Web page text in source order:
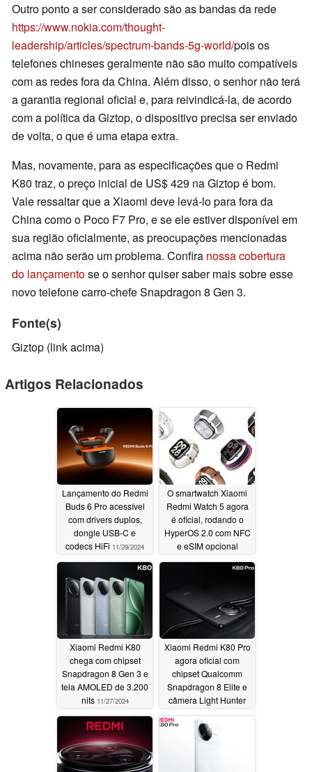
Outro ponto a ser considerado são as bandas da rede
https://www.nokia.com/thought-
leadership/articles/spectrum-bands-5g-world/pois os
telefones chineses geralmente não são muito compatíveis
com as redes fora da China. Além disso, o senhor não terá
a garantia regional oficial e, para reivindicá-la, de acordo
com a política da Giztop, o dispositivo precisa ser enviado
de volta, o que é uma etapa extra.
Mas, novamente, para as especificações que o Redmi
K80 traz, o preço inicial de US$ 429 na Giztop é bom.
Vale ressaltar que a Xiaomi deve levá-lo para fora da
China como o Poco F7 Pro, e se ele estiver disponível em
sua região oficialmente, as preocupações mencionadas
acima não serão um problema. Confira nossa cobertura
do lançamentose o senhor quiser saber mais sobre esse
novo telefone carro-chefe Snapdragon 8 Gen 3.
Fonte(s)
Giztop (link acima)
Artigos Relacionados
Lançamento do Redmi
Buds 6 Pro acessível
com drivers duplos,
dongle USB-C e
codecs HiFi 11/29/2024
O smartwatch Xiaomi
Redmi Watch 5 agora
é oficial, rodando o
HyperOS 2.0 com NFC
e eSIM opcional
11/27/2024
Xiaomi Redmi K80
chega com chipset
Snapdragon 8 Gen 3 e
tela AMOLED de 3.200
nits 11/27/2024
Xiaomi Redmi K80 Pro
agora oficial com
chipset Qualcomm
Snapdragon 8 Elite e
câmera Light Hunter